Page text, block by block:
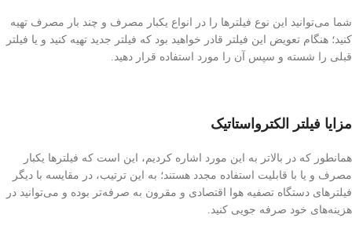
شما می‌توانید این نوع فیلترها را در انواع یکبار مصرف و چند بار مصرف تهیه
کنید؛ هنگام تعویض این فیلتر قادر خواهید بود که فیلتر جدید تهیه کنید و یا فیلتر
قبلی را شسته و سپس آن را مورد استفاده قرار دهید.
مزایا فیلتر الکترواستاتیک
همانطور که در بالاتر به این مورد اشاره کردیم، این است که فیلترها یکبار
مصرف و یا با قابلیت استفاده مجدد هستند؛ به این ترتیب، در مقایسه با دیگر
فیلترهای دستگاه تصفیه هوا اقتصادی و مقرون به صرفه‌تر بوده و می‌‌توانید در
هزینه‌های خود صرفه جویی کنید.